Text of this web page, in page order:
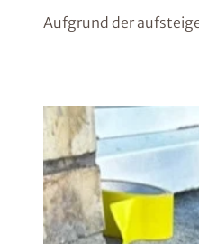
Aufgrund der